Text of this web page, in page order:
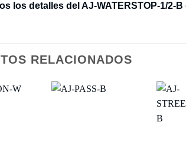
los detalles del AJ-WATERSTOP-1/2-
RELACIONADOS